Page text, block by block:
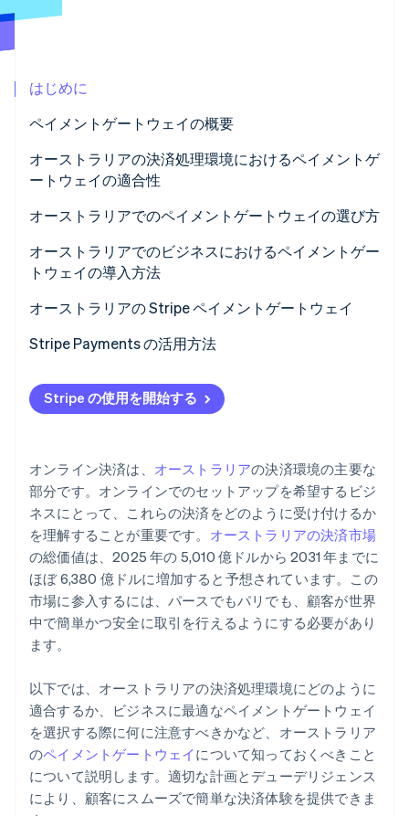
Stripe Sessions 2026
Stripe が AI の経済インフラをどのように構築しているかを
ご覧ください。
こちらをご覧ください
はじめに
ペイメントゲートウェイの概要
オーストラリアの決済処理環境におけるペイメントゲ
ートウェイの適合性
オーストラリアでのペイメントゲートウェイの選び方
オーストラリアでのビジネスにおけるペイメントゲー
トウェイの導入方法
オーストラリアの Stripe ペイメントゲートウェイ
Stripe Payments の活用方法
Stripe の使用を開始する
オンライン決済は、 オーストラリアの決済環境の主要な
部分です。オンラインでのセットアップを希望するビジ
ネスにとって、これらの決済をどのように受け付けるか
を理解することが重要です。 オーストラリアの決済市場
の総価値は、2025 年の 5,010 億ドルから 2031 年までに
ほぼ 6,380 億ドルに増加すると予想されています。この
市場に参入するには、パースでもパリでも、顧客が世界
中で簡単かつ安全に取引を行えるようにする必要があり
ます。
以下では、オーストラリアの決済処理環境にどのように
適合するか、ビジネスに最適なペイメントゲートウェイ
を選択する際に何に注意すべきかなど、オーストラリア
のペイメントゲートウェイについて知っておくべきこと
について説明します。適切な計画とデューデリジェンス
により、顧客にスムーズで簡単な決済体験を提供できま